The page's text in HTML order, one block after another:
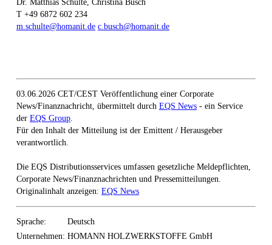
Dr. Matthias Schulte, Christina Busch
T +49 6872 602 234
m.schulte@homanit.de c.busch@homanit.de
03.06.2026 CET/CEST Veröffentlichung einer Corporate
News/Finanznachricht, übermittelt durch EQS News - ein Service
der EQS Group.
Für den Inhalt der Mitteilung ist der Emittent / Herausgeber
verantwortlich.
Die EQS Distributionsservices umfassen gesetzliche Meldepflichten,
Corporate News/Finanznachrichten und Pressemitteilungen.
Originalinhalt anzeigen: EQS News
Sprache:
Deutsch
Unternehmen: HOMANN HOLZWERKSTOFFE GmbH